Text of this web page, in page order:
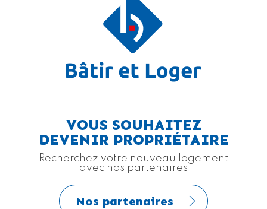
VOUS SOUHAITEZ
DEVENIR PROPRIÉTAIRE
Recherchez votre nouveau logement
avec nos partenaires
Nos partenaires